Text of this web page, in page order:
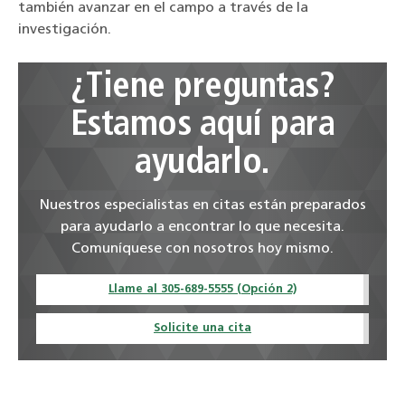
también avanzar en el campo a través de la
investigación.
¿Tiene preguntas?
Estamos aquí para
ayudarlo.
Nuestros especialistas en citas están preparados
para ayudarlo a encontrar lo que necesita.
Comuníquese con nosotros hoy mismo.
Llame al 305-689-5555 (Opción 2)
Solicite una cita